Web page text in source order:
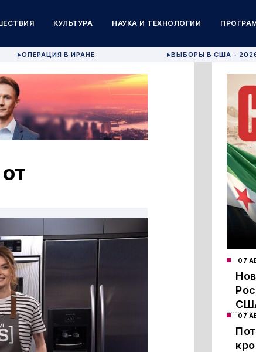
КУЛЬТУРА НАУКА И ТЕХНОЛОГИИ
▶ОПЕРАЦИЯ В ИРАНЕ ▶ВЫБОРЫ В США -
07
07